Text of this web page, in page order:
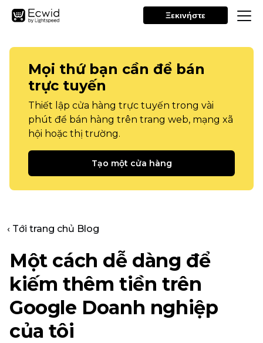
Ξεκινήστε
Mọi thứ bạn cần để bán
trực tuyến
Thiết lập cửa hàng trực tuyến trong vài
phút để bán hàng trên trang web, mạng xã
hội hoặc thị trường.
Tạo một cửa hàng
‹ Tới trang chủ Blog
Một cách dễ dàng để
kiếm thêm tiền trên
Google Doanh nghiệp
của tôi